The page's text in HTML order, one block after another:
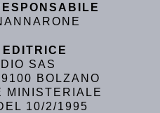
SAS
BOLZANO
MINISTERIALE
10/2/1995